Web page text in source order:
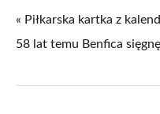
« Piłkarska kartka z
58 lat temu Benfica